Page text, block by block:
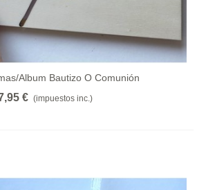
album Bautizo O Comunión
€ (impuestos inc.)